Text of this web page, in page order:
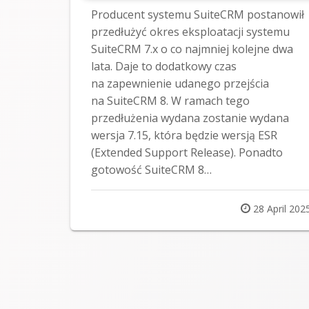
Producent systemu SuiteCRM postanowił
przedłużyć okres eksploatacji systemu
SuiteCRM 7.x o co najmniej kolejne dwa
lata. Daje to dodatkowy czas
na zapewnienie udanego przejścia
na SuiteCRM 8. W ramach tego
przedłużenia wydana zostanie wydana
wersja 7.15, która będzie wersją ESR
(Extended Support Release). Ponadto
gotowość SuiteCRM 8…
Posted
on
28 April